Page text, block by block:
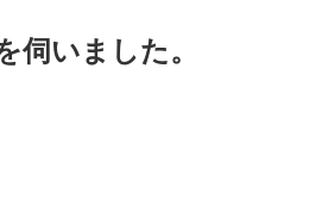
伺いました。